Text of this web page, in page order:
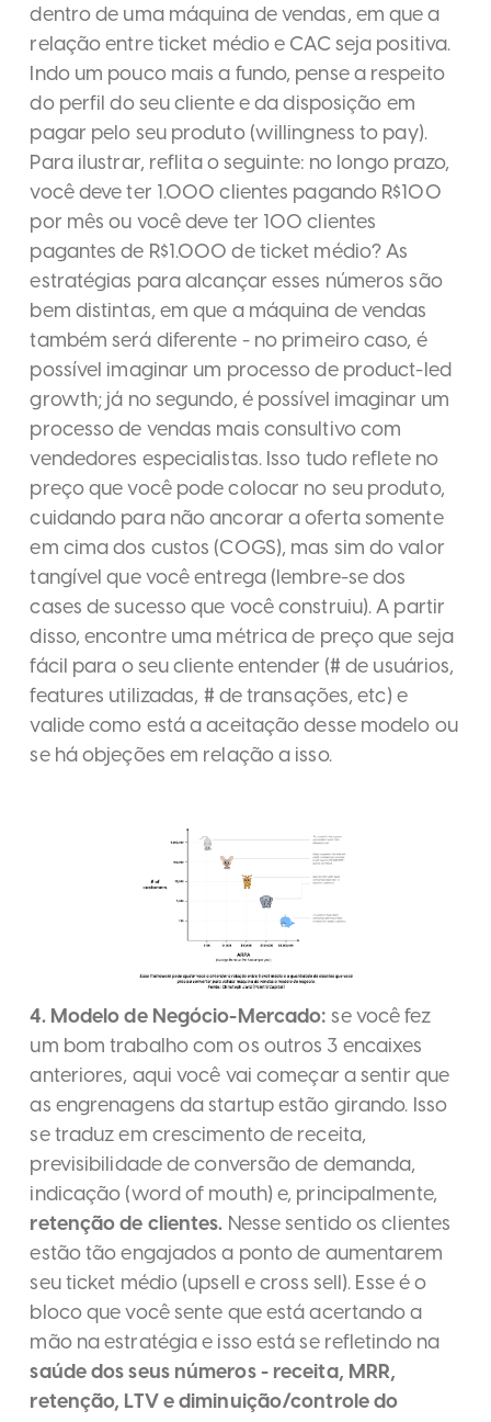
dentro de uma máquina de vendas, em que a
relação entre ticket médio e CAC seja positiva.
Indo um pouco mais a fundo, pense a respeito
do perfil do seu cliente e da disposição em
pagar pelo seu produto (willingness to pay).
Para ilustrar, reflita o seguinte: no longo prazo,
você deve ter 1.000 clientes pagando R$100
por mês ou você deve ter 100 clientes
pagantes de R$1.000 de ticket médio? As
estratégias para alcançar esses números são
bem distintas, em que a máquina de vendas
também será diferente - no primeiro caso, é
possível imaginar um processo de product-led
growth; já no segundo, é possível imaginar um
processo de vendas mais consultivo com
vendedores especialistas. Isso tudo reflete no
preço que você pode colocar no seu produto,
cuidando para não ancorar a oferta somente
em cima dos custos (COGS), mas sim do valor
tangível que você entrega (lembre-se dos
cases de sucesso que você construiu). A partir
disso, encontre uma métrica de preço que seja
fácil para o seu cliente entender (# de usuários,
features utilizadas, # de transações, etc) e
valide como está a aceitação desse modelo ou
se há objeções em relação a isso.
4. Modelo de Negócio-Mercado:se você fez
um bom trabalho com os outros 3 encaixes
anteriores, aqui você vai começar a sentir que
as engrenagens da startup estão girando. Isso
se traduz em crescimento de receita,
previsibilidade de conversão de demanda,
indicação (word of mouth) e, principalmente,
retenção de clientes. Nesse sentido os clientes
estão tão engajados a ponto de aumentarem
seu ticket médio (upsell e cross sell). Esse é o
bloco que você sente que está acertando a
mão na estratégia e isso está se refletindo na
saúde dos seus números - receita, MRR,
retenção, LTV e diminuição/controle do